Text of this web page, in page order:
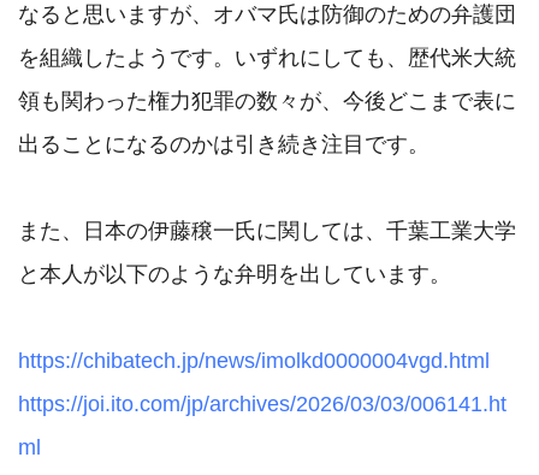
なると思いますが、オバマ氏は防御のための弁護団
を組織したようです。いずれにしても、歴代米大統
領も関わった権力犯罪の数々が、今後どこまで表に
出ることになるのかは引き続き注目です。
また、日本の伊藤穣一氏に関しては、千葉工業大学
と本人が以下のような弁明を出しています。
https://chibatech.jp/news/imolkd0000004vgd.html
https://joi.ito.com/jp/archives/2026/03/03/006141.ht
ml